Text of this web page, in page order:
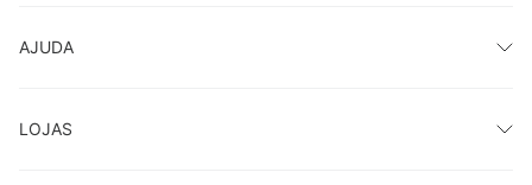
AJUDA
LOJAS